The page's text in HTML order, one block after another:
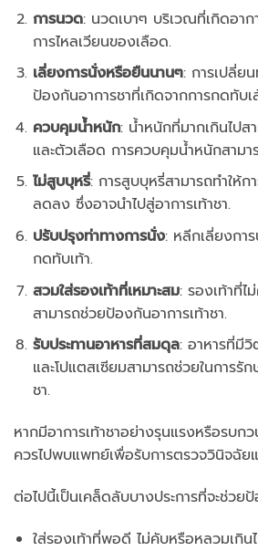
การนวด: นวดเบาๆ บริเวณที่เกิดอาก
การไหลเวียนของเลือด.
เลี่ยงการนั่งหรือยืนนานๆ: การเปลี่ย
ป้องกันอาการชาที่เกิดจากการกดทับเ
ควบคุมน้ำหนัก: น้ำหนักที่มากเกินไปส
และตัวเลือด การควบคุมน้ำหนักสามา
ไม่สูบบุหรี่: การสูบบุหรี่สามารถทำให้ก
ลดลง ซึ่งอาจนำไปสู่อาการเท้าชา.
ปรับปรุงท่าทางการนั่ง: หลีกเลี่ยงกา
กดทับเท้า.
สวมใส่รองเท้าที่เหมาะสม: รองเท้าที่ไ
สามารถช่วยป้องกันอาการเท้าชา.
รับประทานอาหารที่สมดุล: อาหารที่มี
และโปแตสเซียมสามารถช่วยในการรั
ชา.
หากมีอาการเท้าชาอย่างรุนแรงหรือรบกว
ควรไปพบแพทย์เพื่อรับการตรวจวินิจฉัย
ต่อไปนี้เป็นเคล็ดลับบางประการที่จะช่วย
ใส่รองเท้าที่พอดี ไม่คับหรือหลวมเกิน